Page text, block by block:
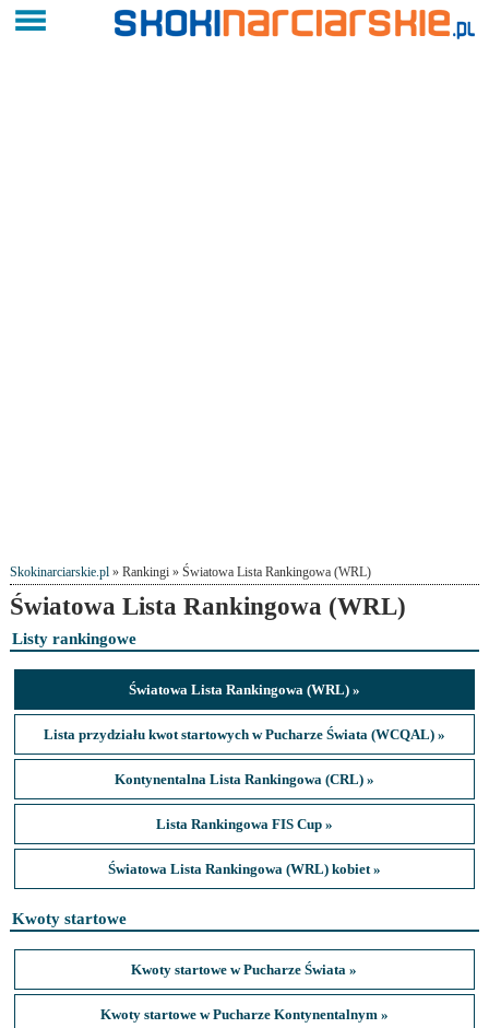
Skokinarciarskie.pl» Rankingi » Światowa Lista Rankingowa (WRL)
Światowa Lista Rankingowa (WRL)
Listy rankingowe
Światowa Lista Rankingowa (WRL) »
Lista przydziału kwot startowych w Pucharze Świata (WCQAL) »
Kontynentalna Lista Rankingowa (CRL) »
Lista Rankingowa FIS Cup »
Światowa Lista Rankingowa (WRL) kobiet »
Kwoty startowe
Kwoty startowe w Pucharze Świata »
Kwoty startowe w Pucharze Kontynentalnym »